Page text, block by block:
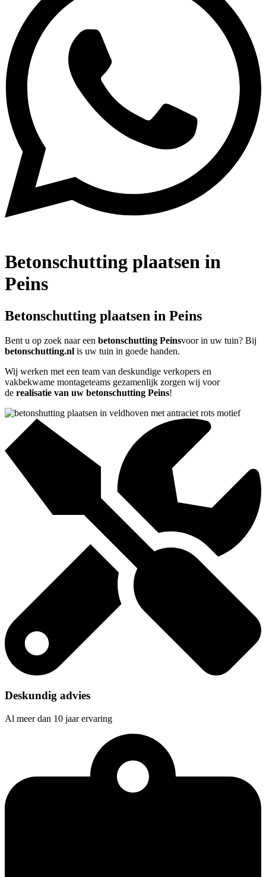
Betonschutting plaatsen in
Peins
Betonschutting plaatsen in Peins
Bent u op zoek naar een betonschutting Peinsvoor in uw tuin? Bij
betonschutting.nl is uw tuin in goede handen.
Wij werken met een team van deskundige verkopers en
vakbekwame montageteams gezamenlijk zorgen wij voor
de realisatie van uw betonschutting Peins!
Deskundig advies
Al meer dan 10 jaar ervaring